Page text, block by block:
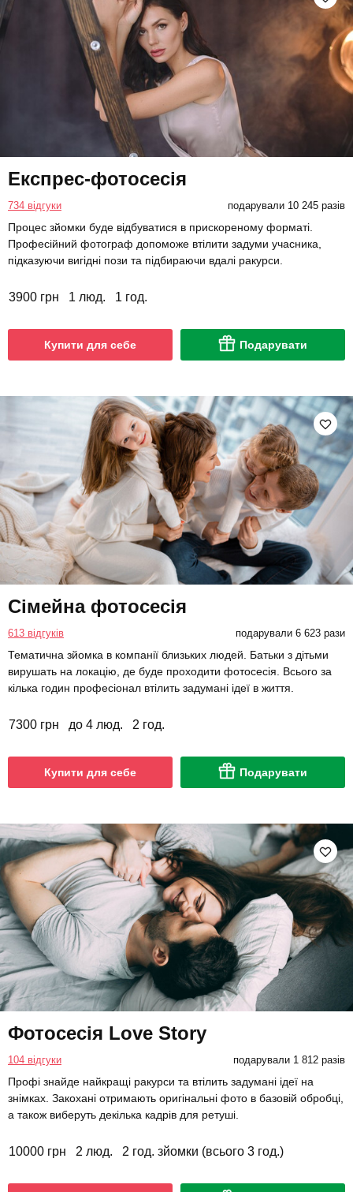
Експрес-фотосесія
734 відгуки подарували 10 245 разів
Процес зйомки буде відбуватися в прискореному форматі.
Професійний фотограф допоможе втілити задуми учасника,
підказуючи вигідні пози та підбираючи вдалі ракурси.
3900 грн 1 люд. 1 год.
Купити для себе Подарувати
Сімейна фотосесія
613 відгуків подарували 6 623 рази
Тематична зйомка в компанії близьких людей. Батьки з дітьми
вирушать на локацію, де буде проходити фотосесія. Всього за
кілька годин професіонал втілить задумані ідеї в життя.
7300 грн до 4 люд. 2 год.
Купити для себе Подарувати
Фотосесія Love Story
104 відгуки подарували 1 812 разів
Профі знайде найкращі ракурси та втілить задумані ідеї на
знімках. Закохані отримають оригінальні фото в базовій обробці,
а також виберуть декілька кадрів для ретуші.
10000 грн 2 люд. 2 год. зйомки (всього 3 год.)